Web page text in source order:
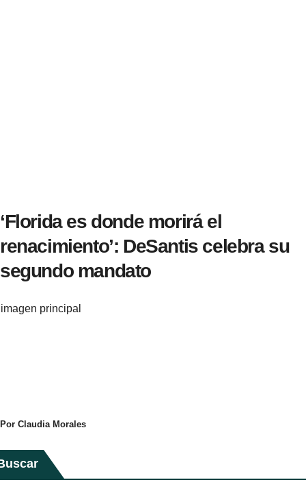
‘Florida es donde morirá el
renacimiento’: DeSantis celebra su
segundo mandato
imagen principal
Por Claudia Morales